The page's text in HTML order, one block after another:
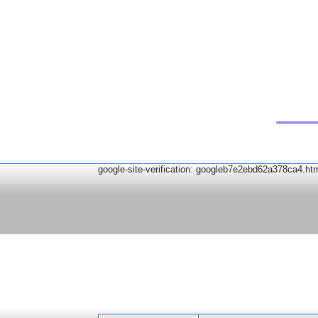
google-site-verification: